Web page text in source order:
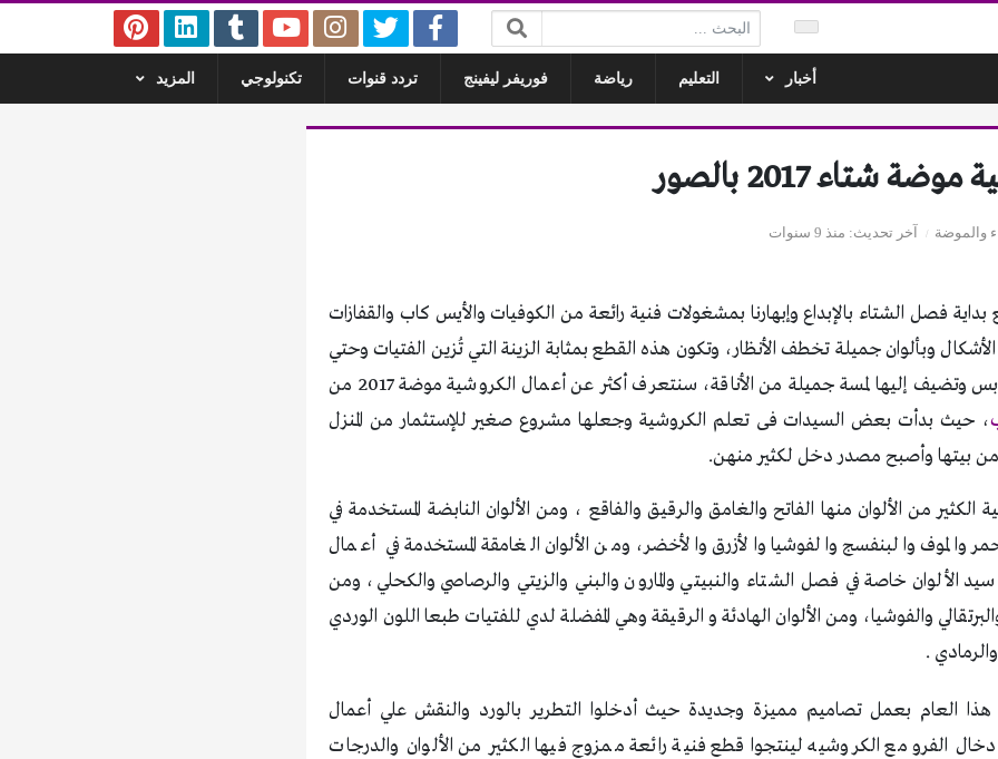
البحث:
أخبار التعليم رياضة فوريفر ليفينج تردد قنوات تكنولوجي المزيد
شتاء 2017 بالصور
والموضة آخر تحديث منذ 9 سنوات
بداية فصل الشتاء بالإبداع وإبهارنا بمشغولات فنية رائعة من الكوفيات والأيس كاب والقفازات
وبألوان جميلة تخطف الأنظار، وتكون هذه القطع بمثابة الزينة التي تُزين الفتيات وحتي
الشباب وتجمل من الملابس وتضيف إليها لمسة جميلة من الأناقة، سنتعرف أكثر عن أعمال الكروشية موضة 2017 من
، حيث بدأت بعض السيدات فى تعلم الكروشية وجعلها مشروع صغير للإستثمار من المنزل
بيتها وأصبح مصدر دخل لكثير منهن.
من الألوان منها الفاتح والغامق والرقيق والفاقع ، ومن الألوان النابضة المستخدمة في
والموف والبنفسج والفوشيا والأزرق والأخضر، ومن الألوان الغامقة المستخدمة في أعمال
الألوان خاصة في فصل الشتاء والنبيتي والمارون والبني والزيتي والرصاصي والكحلي، ومن
والفوشيا، ومن الألوان الهادئة و الرقيقة وهي المفضلة لدي للفتيات طبعا اللون الوردي
.
هذا العام بعمل تصاميم مميزة وجديدة حيث أدخلوا التطرير بالورد والنقش علي أعمال
الفرو مع الكروشيه لينتجوا قطع فنية رائعة ممزوج فيها الكثير من الألوان والدرجات